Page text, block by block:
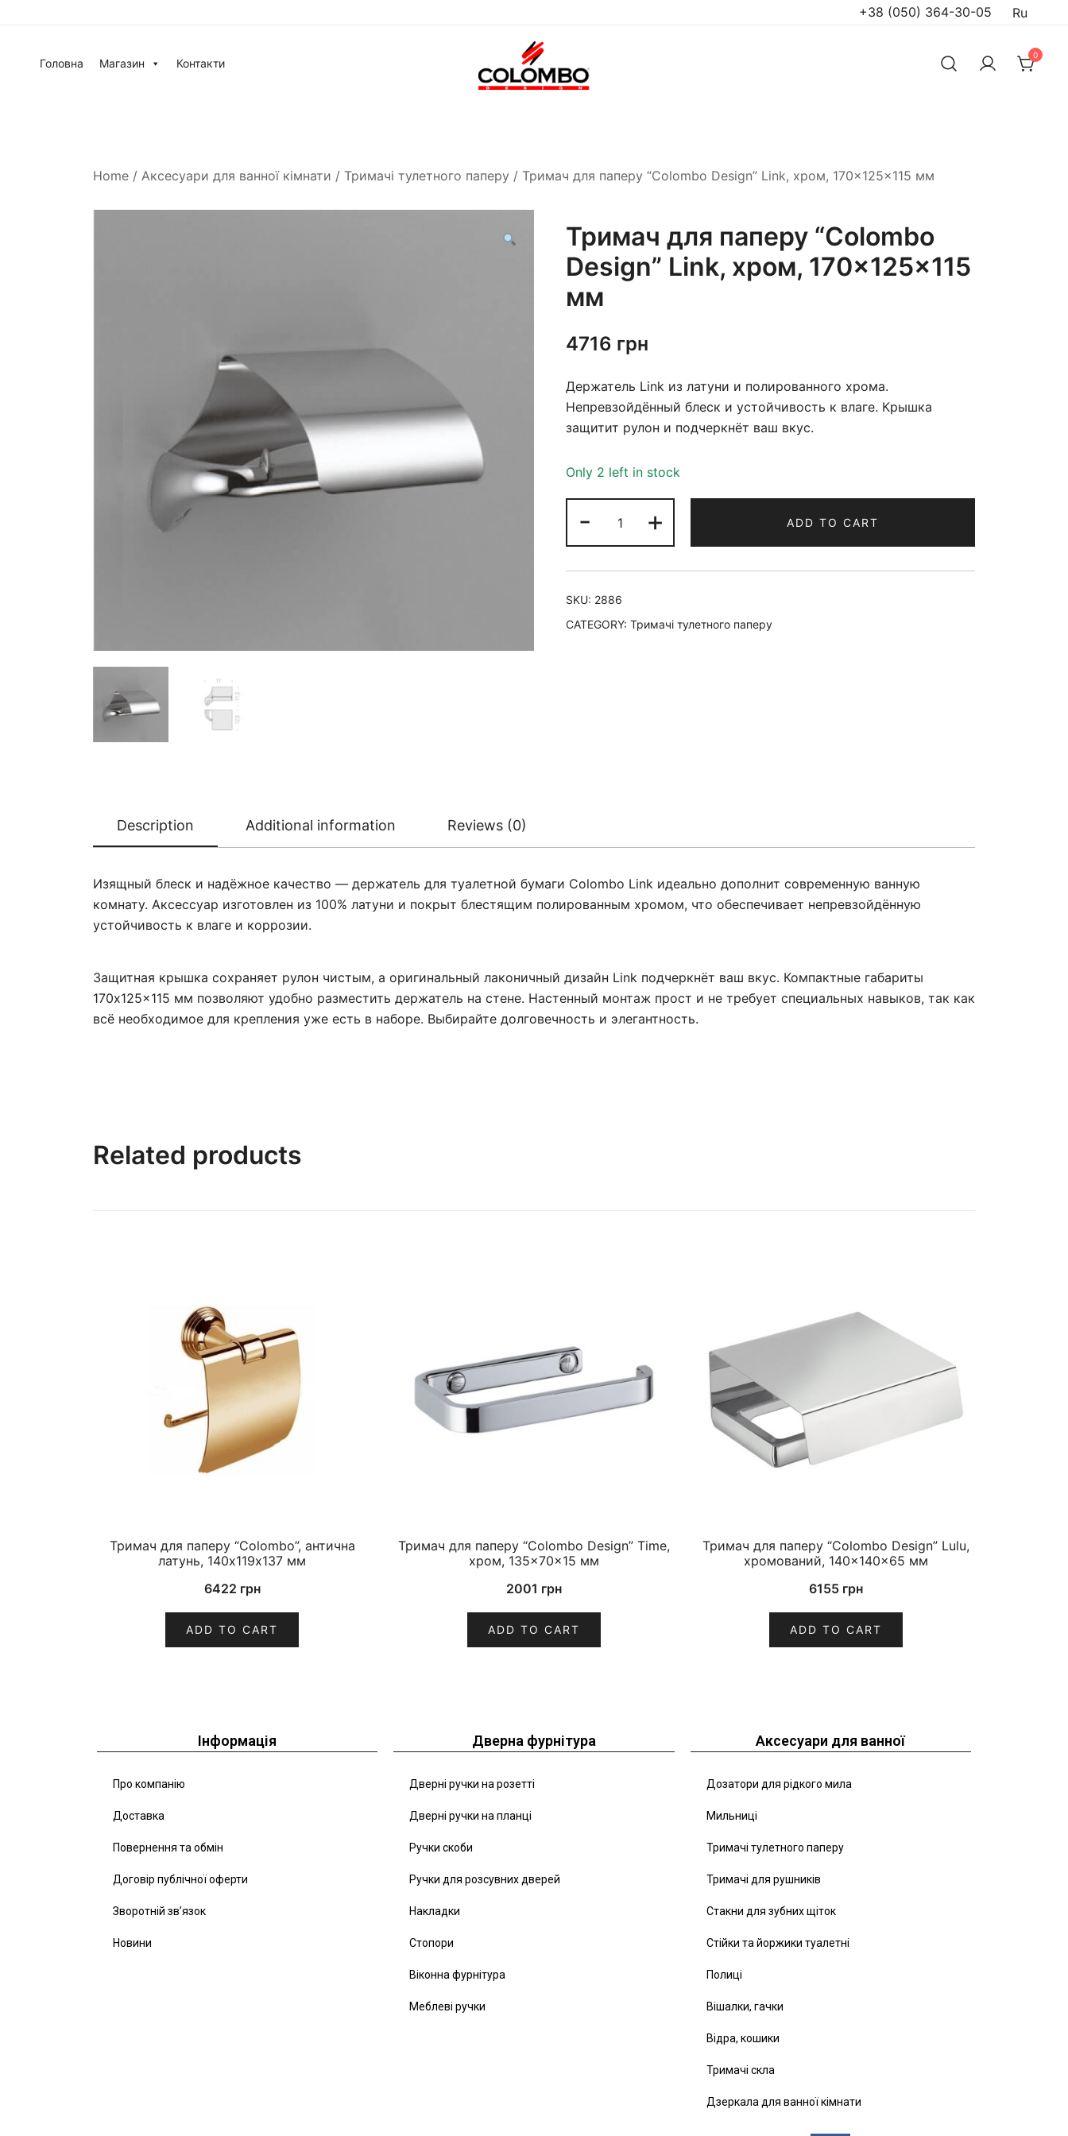
+38 (050) 364-30-05 Ru
Головна Магазин Контакти
0
Home / Аксесуари для ванної кімнати / Тримачі тулетного паперу / Тримач для паперу “Colombo Design” Link, хром, 170×125×115 мм
Тримач для паперу “Colombo
Design” Link, хром, 170×125×115
мм
4716 грн
Держатель Link из латуни и полированного хрома.
Непревзойдённый блеск и устойчивость к влаге. Крышка
защитит рулон и подчеркнёт ваш вкус.
Only 2 left in stock
- + ADD TO CART
SKU: 2886
CATEGORY: Тримачі тулетного паперу
Description Additional information Reviews (0)
Изящный блеск и надёжное качество — держатель для туалетной бумаги Colombo Link идеально дополнит современную ванную
комнату. Аксессуар изготовлен из 100% латуни и покрыт блестящим полированным хромом, что обеспечивает непревзойдённую
устойчивость к влаге и коррозии.
Защитная крышка сохраняет рулон чистым, а оригинальный лаконичный дизайн Link подчеркнёт ваш вкус. Компактные габариты
170х125×115 мм позволяют удобно разместить держатель на стене. Настенный монтаж прост и не требует специальных навыков, так как
всё необходимое для крепления уже есть в наборе. Выбирайте долговечность и элегантность.
Related products
Тримач для паперу “Colombo”, антична
латунь, 140х119х137 мм
6422 грн
ADD TO CART
Тримач для паперу “Colombo Design” Time,
хром, 135×70×15 мм
2001 грн
ADD TO CART
Тримач для паперу “Colombo Design” Lulu,
хромований, 140×140×65 мм
6155 грн
ADD TO CART
Інформація
Про компанію
Доставка
Повернення та обмін
Договір публічної оферти
Зворотній зв’язок
Новини
Дверна фурнітура
Дверні ручки на розетті
Дверні ручки на планці
Ручки скоби
Ручки для розсувних дверей
Накладки
Стопори
Віконна фурнітура
Меблеві ручки
Аксесуари для ванної
Дозатори для рідкого мила
Мильниці
Тримачі тулетного паперу
Тримачі для рушників
Стакни для зубних щіток
Стійки та йоржики туалетні
Полиці
Вішалки, гачки
Відра, кошики
Тримачі скла
Дзеркала для ванної кімнати